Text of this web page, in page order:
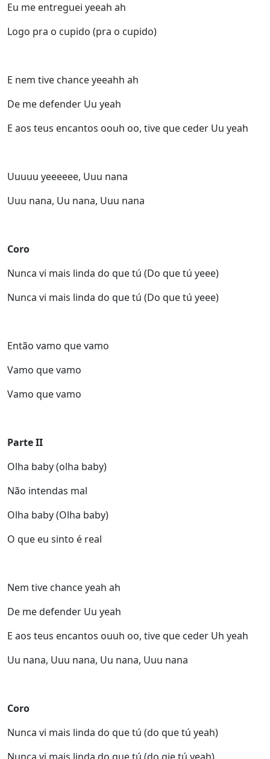
Eu me entreguei yeeah ah
Logo pra o cupido (pra o cupido)
E nem tive chance yeeahh ah
De me defender Uu yeah
E aos teus encantos oouh oo, tive que ceder Uu yeah
Uuuuu yeeeeee, Uuu nana
Uuu nana, Uu nana, Uuu nana
Coro
Nunca vi mais linda do que tú (Do que tú yeee)
Nunca vi mais linda do que tú (Do que tú yeee)
Então vamo que vamo
Vamo que vamo
Vamo que vamo
Parte II
Olha baby (olha baby)
Não intendas mal
Olha baby (Olha baby)
O que eu sinto é real
Nem tive chance yeah ah
De me defender Uu yeah
E aos teus encantos ouuh oo, tive que ceder Uh yeah
Uu nana, Uuu nana, Uu nana, Uuu nana
Coro
Nunca vi mais linda do que tú (do que tú yeah)